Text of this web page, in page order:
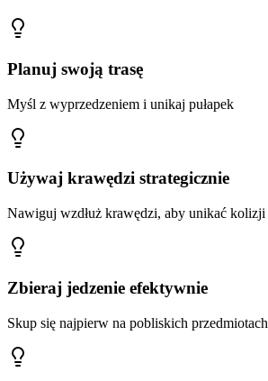
Planuj swoją trasę
Myśl z wyprzedzeniem i unikaj pułapek
Używaj krawędzi strategicznie
Nawiguj wzdłuż krawędzi, aby unikać kolizji
Zbieraj jedzenie efektywnie
Skup się najpierw na pobliskich przedmiotach